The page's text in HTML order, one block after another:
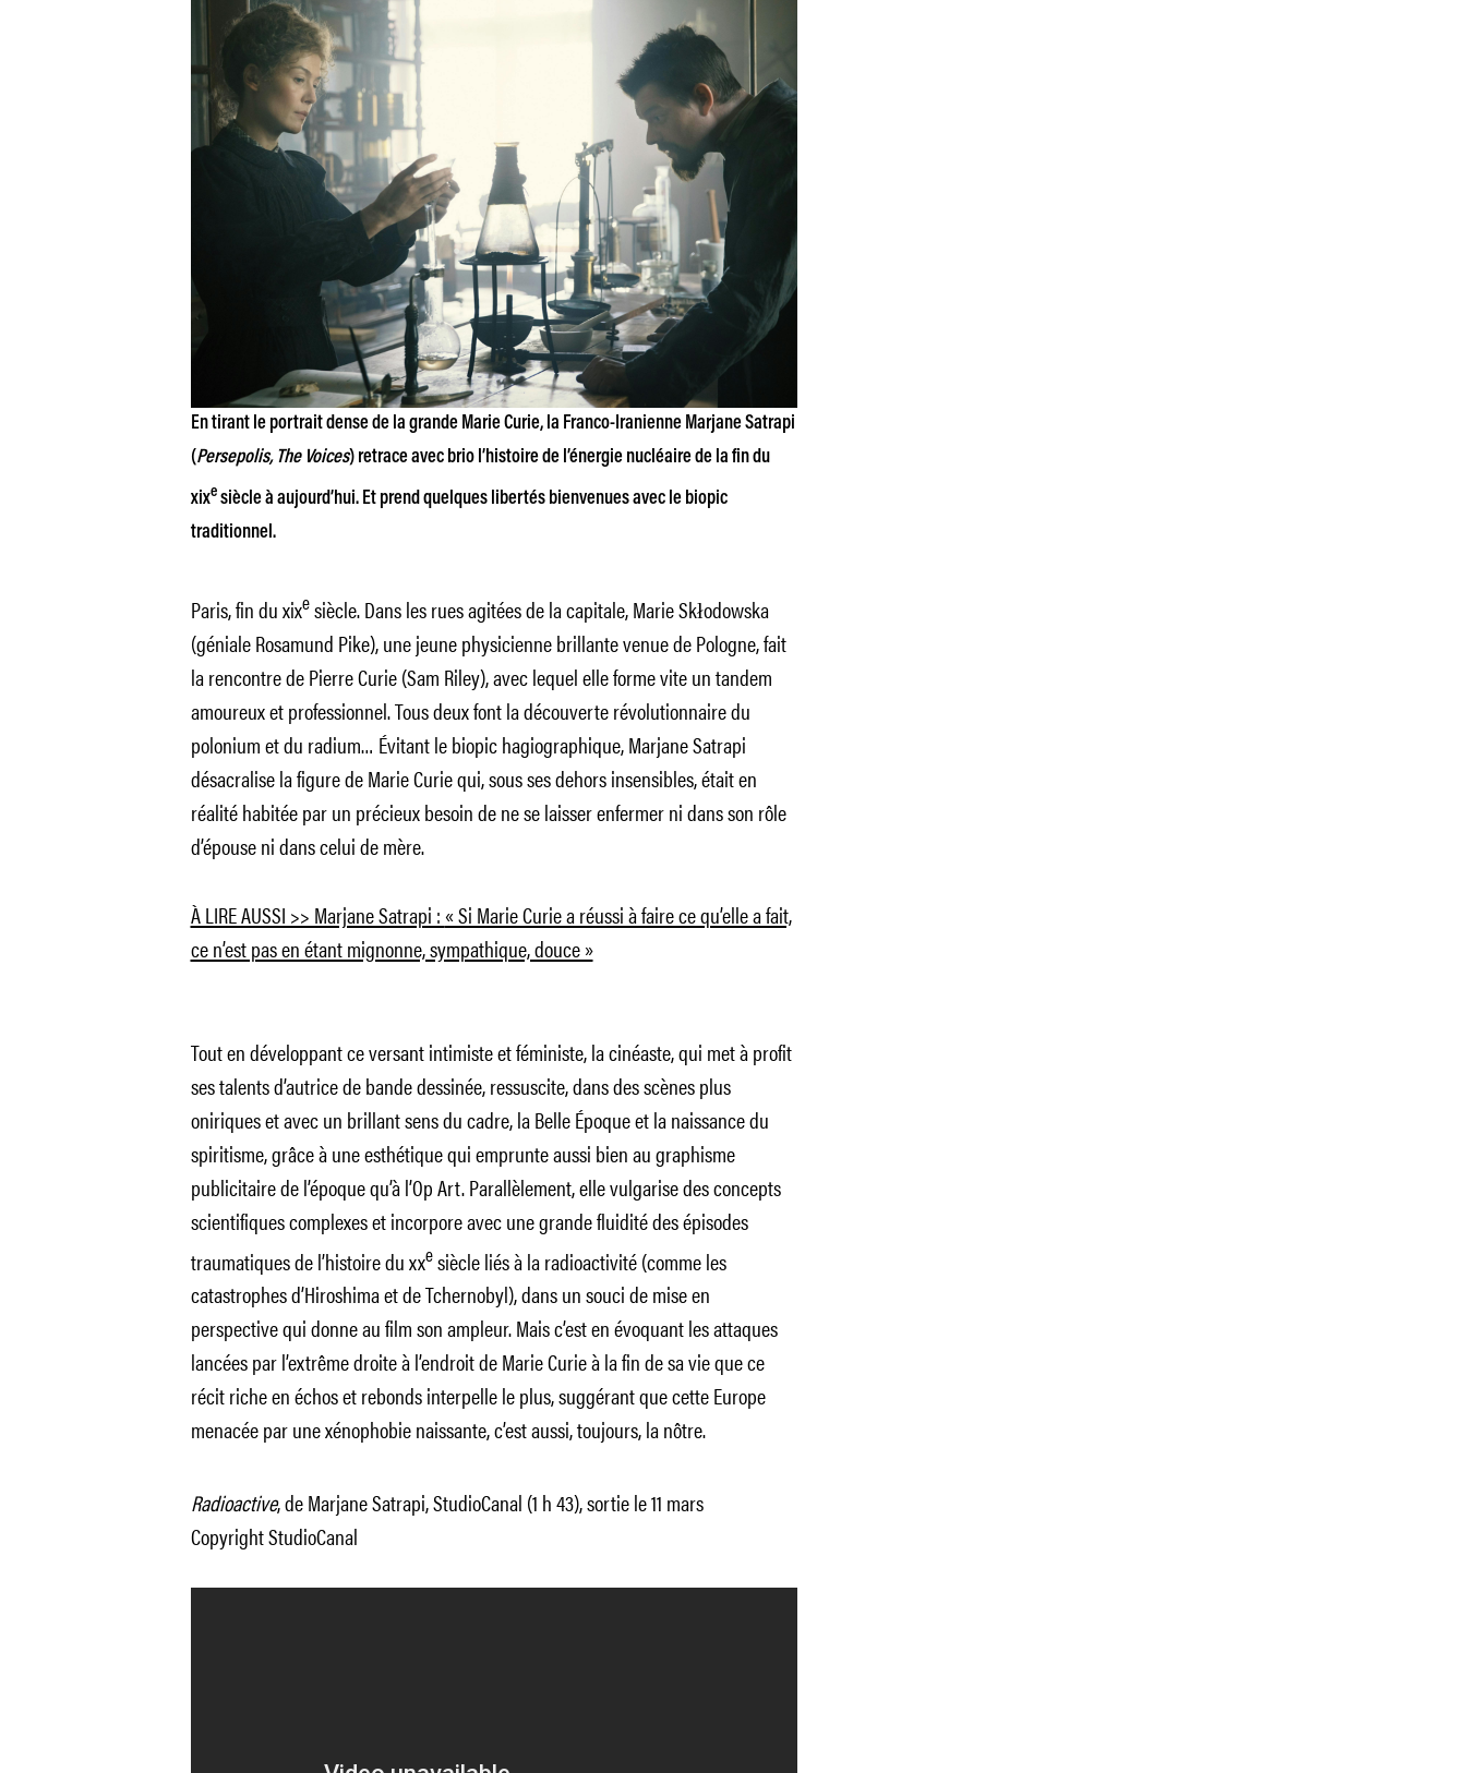
Entirant le portrait dense de la grande Marie Curie, la Franco-Iranienne Marjane Satrapi
(Persepolis, The Voices) retrace avec brio l’histoire de l’énergie nucléaire de la fin du
xixesiècle à aujourd’hui. Et prend quelques libertés bienvenues avec le biopic
traditionnel.
Paris, fin du xixesiècle. Dans les rues agitées de la capitale, Marie Skłodowska
(géniale Rosamund Pike), une jeune physicienne brillante venue de Pologne, fait
la rencontre de Pierre Curie (Sam Riley), avec lequel elle forme vite un tandem
amoureux et professionnel. Tous deux font la découverte révolutionnaire du
polonium et du radium… Évitant le biopic hagiographique, Marjane Satrapi
désacralise la figure de Marie Curie qui, sous ses dehors insensibles, était en
réalité habitée par un précieux besoin de ne se laisser enfermer ni dans son rôle
d’épouse ni dans celui de mère.
À LIRE AUSSI >> Marjane Satrapi :« Si Marie Curie a réussi à faire ce qu’elle a fait,
ce n’est pas en étant mignonne, sympathique, douce »
Tout en développant ce versant intimiste et féministe, la cinéaste, qui met à profit
ses talents d’autrice de bande dessinée, ressuscite, dans des scènes plus
oniriques et avec un brillant sens du cadre, la Belle Époque et la naissance du
spiritisme, grâce à une esthétique qui emprunte aussi bien au graphisme
publicitaire de l’époque qu’à l’Op Art. Parallèlement, elle vulgarise des concepts
scientifiques complexes et incorpore avec une grande fluidité des épisodes
traumatiques de l’histoire du xxesiècle liés à la radioactivité (comme les
catastrophes d’Hiroshima et de Tchernobyl), dans un souci de mise en
perspective qui donne au film son ampleur. Mais c’est en évoquant les attaques
lancées par l’extrême droite à l’endroit de Marie Curie à la fin de sa vie que ce
récit riche en échos et rebonds interpelle le plus, suggérant que cette Europe
menacée par une xénophobie naissante, c’est aussi, toujours, la nôtre.
Radioactive, de Marjane Satrapi, StudioCanal (1 h 43), sortie le 11 mars
Copyright StudioCanal